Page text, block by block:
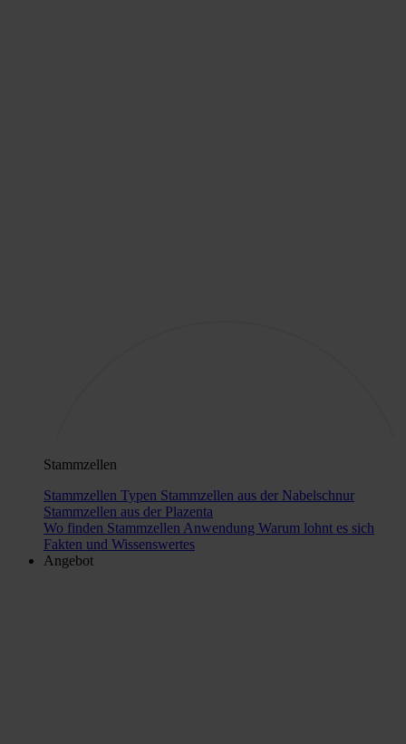
Stammzellen
Stammzellen Typen Stammzellen aus der Nabelschnur
Stammzellen aus der Plazenta
Wo finden Stammzellen Anwendung Warum lohnt es sich
Fakten und Wissenswertes
Angebot